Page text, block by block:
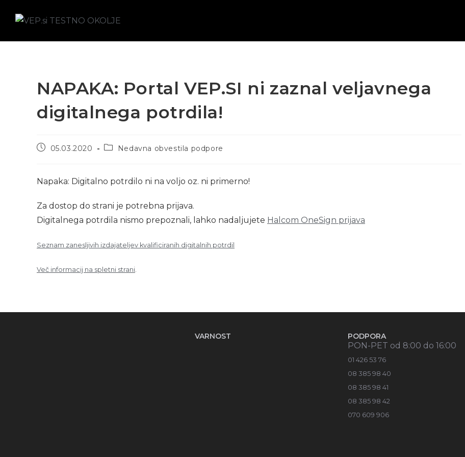
NAPAKA: Portal VEP.SI ni zaznal veljavnega
digitalnega potrdila!
05.03.2020 Nedavna obvestila podpore
Napaka: Digitalno potrdilo ni na voljo oz. ni primerno!
Za dostop do strani je potrebna prijava.
Digitalnega potrdila nismo prepoznali, lahko nadaljujete Halcom OneSign prijava
Seznam zanesljivih izdajateljev kvalificiranih digitalnih potrdil
Več informacij na spletni strani.
VARNOST PODPORA
PON-PET od 8:00 do 16:00
01 426 53 76
08 385 98 40
08 385 98 41
08 385 98 42
070 609 906